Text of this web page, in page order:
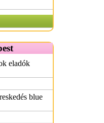
eladók
blue